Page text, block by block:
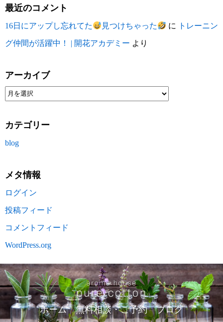
最近のコメント
16日にアップし忘れてた 見つけちゃった に トレーニン
グ仲間が活躍中！ | 開花アカデミー より
アーカイブ
カテゴリー
blog
メタ情報
ログイン
投稿フィード
コメントフィード
WordPress.org
ホーム 無料相談・ご予約 ブログ